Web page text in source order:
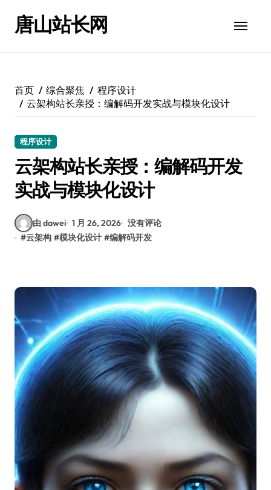
唐山站长网
首页 综合聚焦
程序设计
云架构站长亲授：编解码开发实战与模块化设计
程序设计
云架构站长亲授：编解码开发
实战与模块化设计
由 dawei 1 月 26, 2026 没有评论
#云架构 #模块化设计 #编解码开发